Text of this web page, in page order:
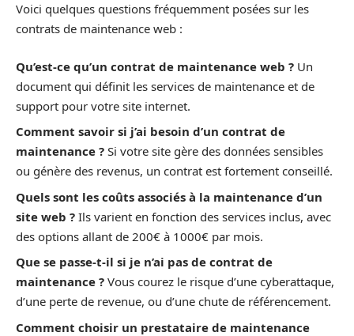
Voici quelques questions fréquemment posées sur les
contrats de maintenance web :
Qu’est-ce qu’un contrat de maintenance web ? Un
document qui définit les services de maintenance et de
support pour votre site internet.
Comment savoir si j’ai besoin d’un contrat de
maintenance ? Si votre site gère des données sensibles
ou génère des revenus, un contrat est fortement conseillé.
Quels sont les coûts associés à la maintenance d’un
site web ? Ils varient en fonction des services inclus, avec
des options allant de 200€ à 1000€ par mois.
Que se passe-t-il si je n’ai pas de contrat de
maintenance ? Vous courez le risque d’une cyberattaque,
d’une perte de revenue, ou d’une chute de référencement.
Comment choisir un prestataire de maintenance